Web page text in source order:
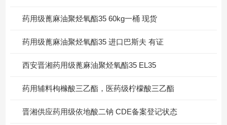
药用级蓖麻油聚烃氧酯35 60kg一桶 现货
药用级蓖麻油聚烃氧酯35 进口巴斯夫 有证
西安晋湘药用级蓖麻油聚烃氧酯35 EL35
药用辅料枸橼酸三乙酯，医药级柠檬酸三乙酯
晋湘供应药用级依地酸二钠 CDE备案登记状态